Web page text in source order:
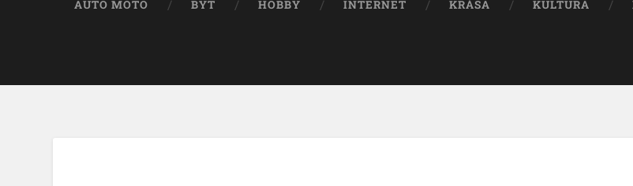
AUTO MOTO BYT HOBBY INTERNET KRÁSA KULTURA